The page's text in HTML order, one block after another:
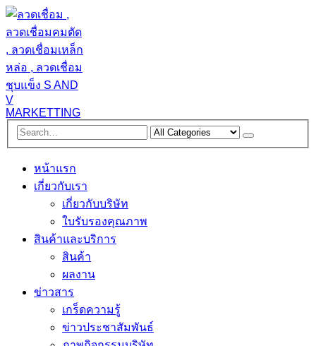
หน้าแรก
เกี่ยวกับเรา
เกี่ยวกับบริษัท
ใบรับรองคุณภาพ
สินค้าและบริการ
สินค้า
ผลงาน
ข่าวสาร
เกร็ดความรู้
ข่าวประชาสัมพันธ์